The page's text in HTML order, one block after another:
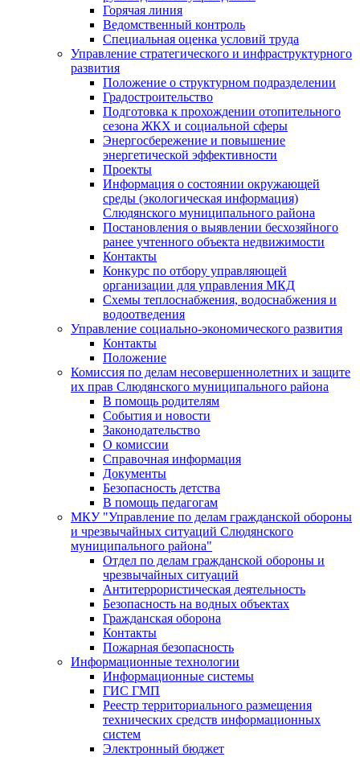
Горячая линия
Ведомственный контроль
Специальная оценка условий труда
Управление стратегического и инфраструктурного
развития
Положение о структурном подразделении
Градостроительство
Подготовка к прохождении отопительного
сезона ЖКХ и социальной сферы
Энергосбережение и повышение
энергетической эффективности
Проекты
Информация о состоянии окружающей
среды (экологическая информация)
Слюдянского муниципального района
Постановления о выявлении бесхозяйного
ранее учтенного объекта недвижимости
Контакты
Конкурс по отбору управляющей
организации для управления МКД
Схемы теплоснабжения, водоснабжения и
водоотведения
Управление социально-экономического развития
Контакты
Положение
Комиссия по делам несовершеннолетних и защите
их прав Слюдянского муниципального района
В помощь родителям
События и новости
Законодательство
О комиссии
Справочная информация
Документы
Безопасность детства
В помощь педагогам
МКУ "Управление по делам гражданской обороны
и чрезвычайных ситуаций Слюдянского
муниципального района"
Отдел по делам гражданской обороны и
чрезвычайных ситуаций
Антитеррористическая деятельность
Безопасность на водных объектах
Гражданская оборона
Контакты
Пожарная безопасность
Информационные технологии
Информационные системы
ГИС ГМП
Реестр территориального размещения
технических средств информационных
систем
Электронный бюджет